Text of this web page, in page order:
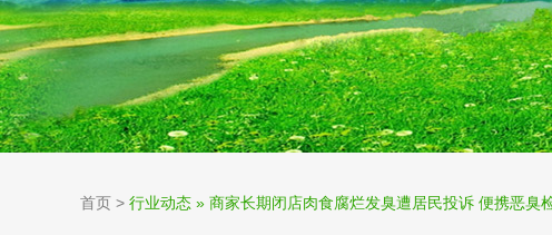
首页 > 行业动态 » 商家长期闭店肉食腐烂发臭遭居民投诉 便携恶臭